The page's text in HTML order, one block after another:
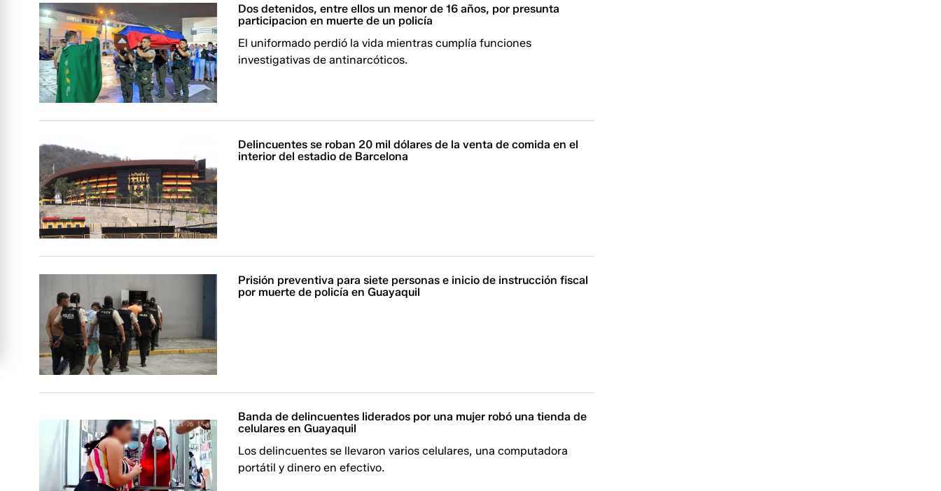
Dos detenidos, entre ellos un menor de 16 años, por presunta
participacion en muerte de un policía
El uniformado perdió la vida mientras cumplía funciones
investigativas de antinarcóticos.
Delincuentes se roban 20 mil dólares de la venta de comida en el
interior del estadio de Barcelona
Prisión preventiva para siete personas e inicio de instrucción fiscal
por muerte de policía en Guayaquil
Banda de delincuentes liderados por una mujer robó una tienda de
celulares en Guayaquil
Los delincuentes se llevaron varios celulares, una computadora
portátil y dinero en efectivo.